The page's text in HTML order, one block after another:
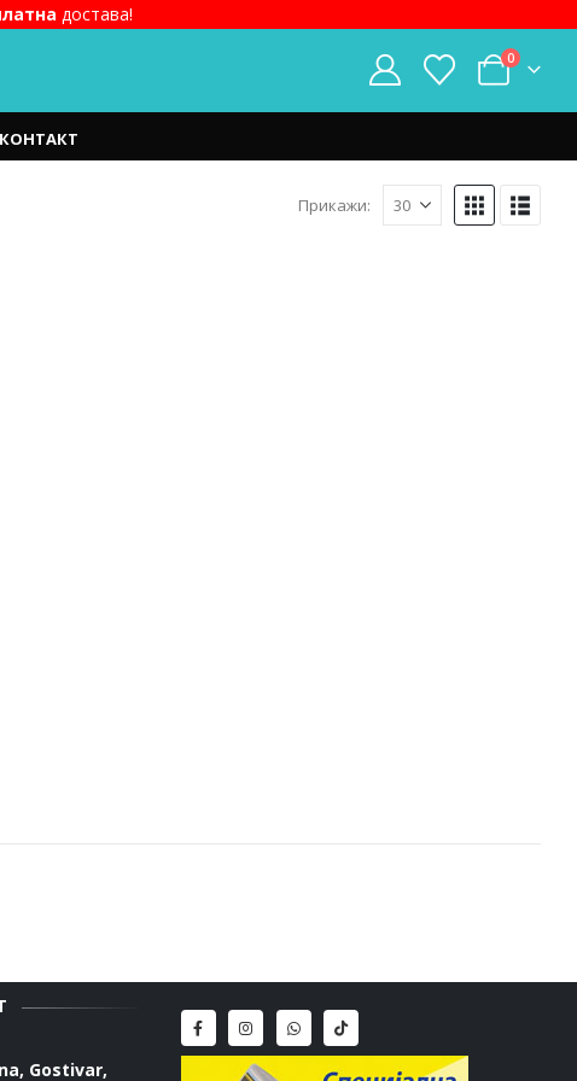
достава!
0
КОНТАКТ
Прикажи:
Gostivar,